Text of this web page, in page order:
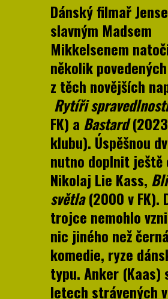
Dánský filmař
slavným Madsem
Mikkelsenem
několik
z těch novějších
Rytíři spravedlnosti
FK) a Bastard
klubu). Úspěšnou
nutno doplnit ještě
Nikolaj Lie Kass,
světla(2000 v FK).
trojce nemohlo
nic jiného než černá
komedie, ryze
typu. Anker (Kaas)
letech strávených